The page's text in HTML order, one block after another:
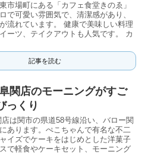
市場町にある「カフェ食堂きのゑ」
で可愛い雰囲気で、清潔感があり、
流れています。 健康で美味しい料理
ーツ、テイクアウトも人気です。 カ
記事を読む
関店のモーニングがすご
っくり
は関市の県道58号線沿い、バロー関
あります。ぺこちゃんで有名な不二
イズでケーキをはじめとした洋菓子
で軽食やケーキセット、モーニング